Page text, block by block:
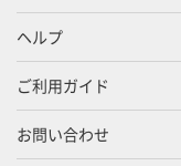
ヘルプ
ご利用ガイド
お問い合わせ